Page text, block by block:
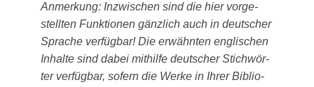
Anmer­kung: Inzwi­schen sind die hier vor­ge­
stell­ten Funk­tio­nen gänz­lich auch in deut­scher
Spra­che ver­füg­bar! Die erwähn­ten eng­li­schen
Inhal­te sind dabei mit­hil­fe deut­scher Stich­wör­
ter ver­füg­bar, sofern die Wer­ke in Ihrer Biblio­